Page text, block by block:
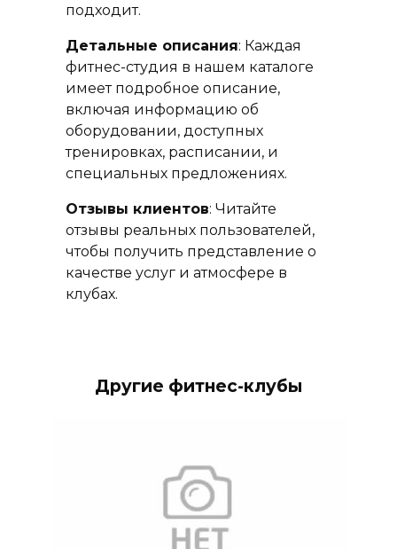
подходит.
Детальные описания: Каждая
фитнес-студия в нашем каталоге
имеет подробное описание,
включая информацию об
оборудовании, доступных
тренировках, расписании, и
специальных предложениях.
Отзывы клиентов: Читайте
отзывы реальных пользователей,
чтобы получить представление о
качестве услуг и атмосфере в
клубах.
Другие фитнес-клубы